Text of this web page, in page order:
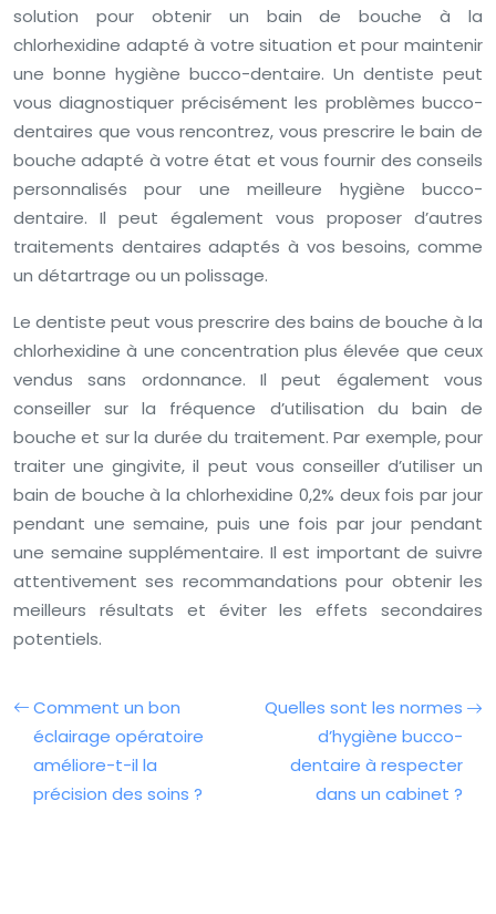
solution pour obtenir un bain de bouche à la
chlorhexidine adapté à votre situation et pour maintenir
une bonne hygiène bucco-dentaire. Un dentiste peut
vous diagnostiquer précisément les problèmes bucco-
dentaires que vous rencontrez, vous prescrire le bain de
bouche adapté à votre état et vous fournir des conseils
personnalisés pour une meilleure hygiène bucco-
dentaire. Il peut également vous proposer d’autres
traitements dentaires adaptés à vos besoins, comme
un détartrage ou un polissage.
Le dentiste peut vous prescrire des bains de bouche à la
chlorhexidine à une concentration plus élevée que ceux
vendus sans ordonnance. Il peut également vous
conseiller sur la fréquence d’utilisation du bain de
bouche et sur la durée du traitement. Par exemple, pour
traiter une gingivite, il peut vous conseiller d’utiliser un
bain de bouche à la chlorhexidine 0,2% deux fois par jour
pendant une semaine, puis une fois par jour pendant
une semaine supplémentaire. Il est important de suivre
attentivement ses recommandations pour obtenir les
meilleurs résultats et éviter les effets secondaires
potentiels.
Comment un bon
éclairage opératoire
améliore-t-il la
précision des soins ?
Quelles sont les normes
d’hygiène bucco-
dentaire à respecter
dans un cabinet ?